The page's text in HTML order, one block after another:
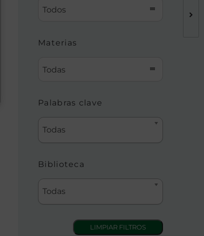
Todos
Materias
Todas
Palabras clave
Todas
Biblioteca
Todas